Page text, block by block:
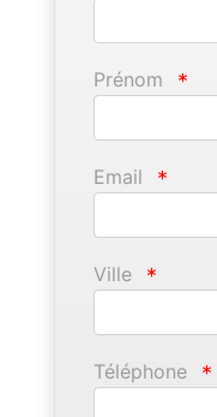
Prénom *
Email *
Ville *
Téléphone *